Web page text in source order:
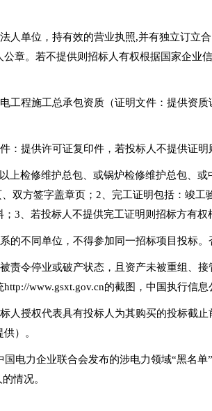
人单位，持有效的营业执照,并有独立订立
章。若不提供则招标人有权根据国家企业
工程施工总承包资质（证明文件：提供资
：提供许可证复印件，若投标人不提供证明
上检修维护总包、或锅炉检修维护总包、
双方签字盖章页；2、完工证明包括：竣
3、若投标人不提供完工证明则招标方有权
的不同单位，不得参加同一招标项目投标。
责令停业或破产状态，且资产未被重组、
www.gsxt.gov.cn的截图，中国执行信
人授权代表具有投标人为其购买的投标截
）。
电力企业联合会发布的涉电力领域“黑名
情况。